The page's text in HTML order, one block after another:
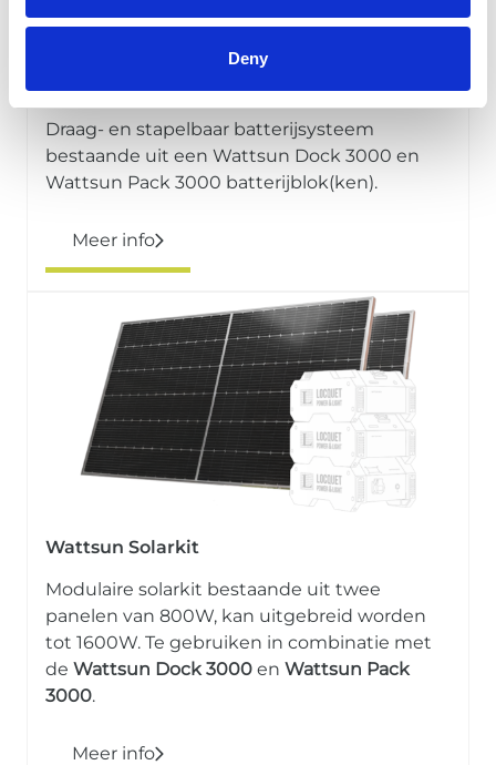
Deny
Wattsun Dock en Pack 3000
Draag- en stapelbaar batterijsysteem
bestaande uit een Wattsun Dock 3000 en
Wattsun Pack 3000 batterijblok(ken).
Meer info
Wattsun Solarkit
Modulaire solarkit bestaande uit twee
panelen van 800W, kan uitgebreid worden
tot 1600W. Te gebruiken in combinatie met
de Wattsun Dock 3000 en Wattsun Pack
3000.
Meer info